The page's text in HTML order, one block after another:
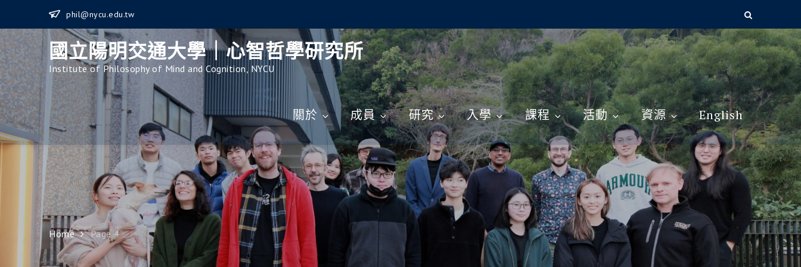
content
phil@nycu.edu.tw
國立陽明交通大學｜心智哲學研究所
Institute of Philosophy of Mind and Cognition, NYCU
關於 成員 研究 入學 課程 活動 資源 English
Home Page 4